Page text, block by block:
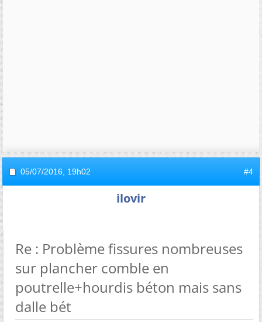
05/07/2016, 19h02 #4
ilovir
Re : Problème fissures nombreuses
sur plancher comble en
poutrelle+hourdis béton mais sans
dalle bét